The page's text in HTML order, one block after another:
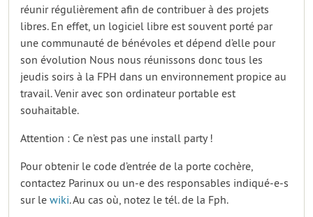
réunir régulièrement afin de contribuer à des projets
libres. En effet, un logiciel libre est souvent porté par
une communauté de bénévoles et dépend d’elle pour
son évolution Nous nous réunissons donc tous les
jeudis soirs à la FPH dans un environnement propice au
travail. Venir avec son ordinateur portable est
souhaitable.
Attention : Ce n’est pas une install party !
Pour obtenir le code d’entrée de la porte cochère,
contactez Parinux ou un-e des responsables indiqué-e-s
sur le wiki. Au cas où, notez le tél. de la Fph.